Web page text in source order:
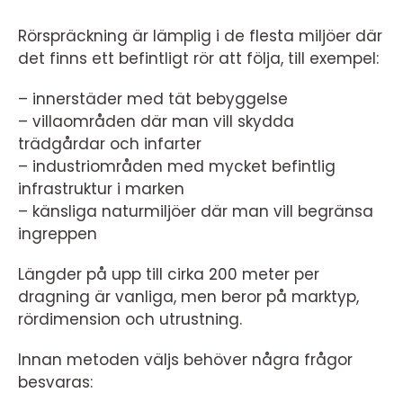
Rörspräckning är lämplig i de flesta miljöer där
det finns ett befintligt rör att följa, till exempel:
– innerstäder med tät bebyggelse
– villaområden där man vill skydda
trädgårdar och infarter
– industriområden med mycket befintlig
infrastruktur i marken
– känsliga naturmiljöer där man vill begränsa
ingreppen
Längder på upp till cirka 200 meter per
dragning är vanliga, men beror på marktyp,
rördimension och utrustning.
Innan metoden väljs behöver några frågor
besvaras: